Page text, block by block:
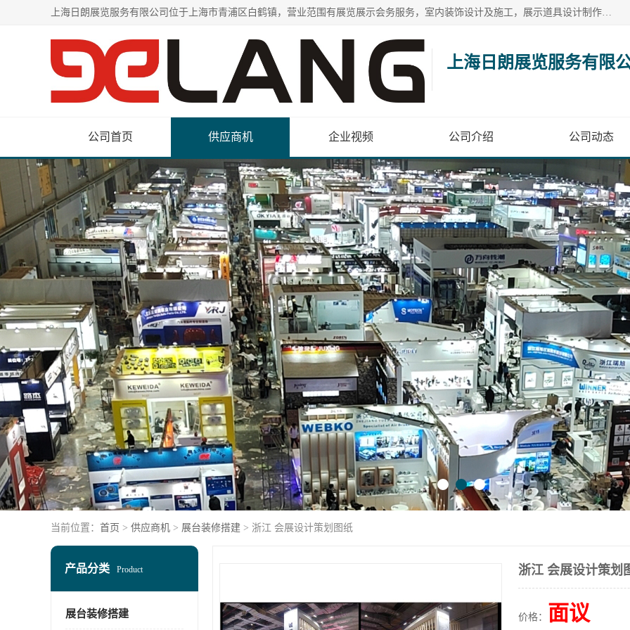
上海日朗展览服务有限公司位于上海市青浦区白鹤镇，营业范围有展览展示会务服务，室内装饰设计及施工，展示道具设计制作，舞台设计，图文设计，灯箱制作，园林绿化工程，广告装潢材料，建筑材料，办公用品，工艺礼品日用百货销售。
上海日朗展览服务有限
公司首页 供应商机 企业视频 公司介绍 公司动态
当前位置： 首页 > 供应商机 > 展台装修搭建 > 浙江 会展设计策划图纸
产品分类 Product
展台装修搭建
浙江 会展设计策划
价格： 面议